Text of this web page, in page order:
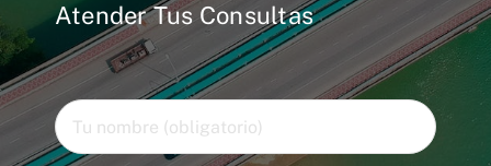
Atender Tus Consultas